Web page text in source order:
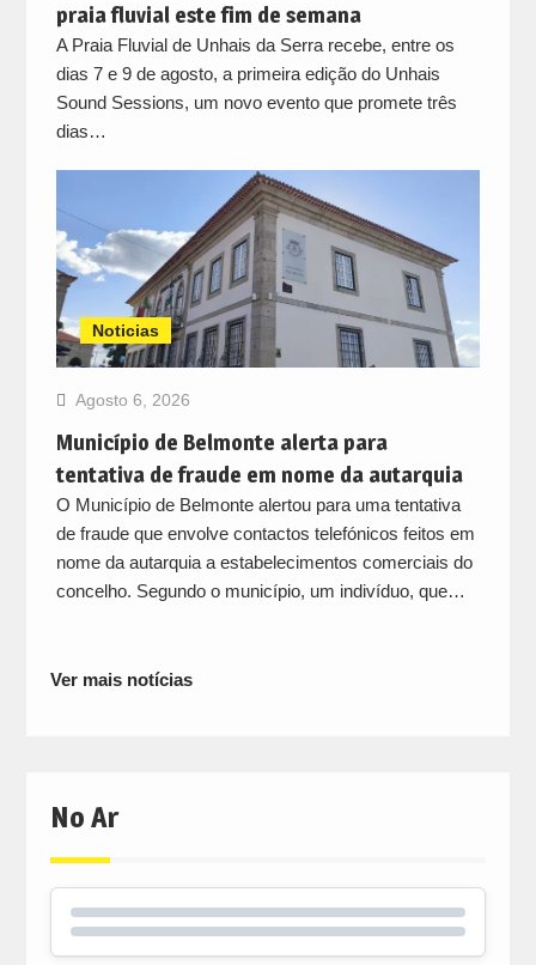
praia fluvial este fim de semana
A Praia Fluvial de Unhais da Serra recebe, entre os
dias 7 e 9 de agosto, a primeira edição do Unhais
Sound Sessions, um novo evento que promete três
dias…
Noticias
Agosto 6, 2026
Município de Belmonte alerta para
tentativa de fraude em nome da autarquia
O Município de Belmonte alertou para uma tentativa
de fraude que envolve contactos telefónicos feitos em
nome da autarquia a estabelecimentos comerciais do
concelho. Segundo o município, um indivíduo, que…
Ver mais notícias
No Ar